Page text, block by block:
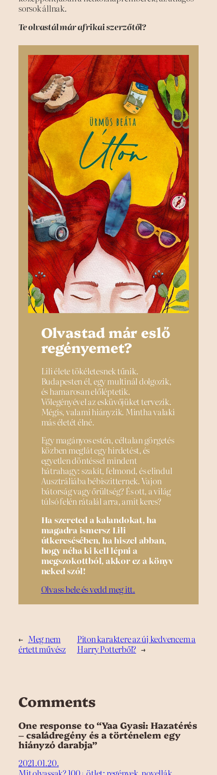
sorsok állnak.
Te olvastál már afrikai szerzőtől?
Olvastad már eslő
regényemet?
Lili élete tökéletesnek tűnik.
Budapesten él, egy multinál dolgozik,
és hamarosan előléptetik.
Vőlegényével az esküvőjüket tervezik.
Mégis, valami hiányzik. Mintha valaki
más életét élné.
Egy magányos estén, céltalan görgetés
közben meglát egy hirdetést, és
egyetlen döntéssel mindent
hátrahagy: szakít, felmond, és elindul
Ausztráliába bébiszitternek. Vajon
bátorság vagy őrültség? És ott, a világ
túlsó felén rátalál arra, amit keres?
Ha szereted a kalandokat, ha
magadra ismersz Lili
útkeresésében, ha hiszel abban,
hogy néha ki kell lépni a
megszokottból, akkor ez a könyv
neked szól!
Olvass bele és vedd meg itt.
← Meg nem
értett művész
Piton karaktere az új kedvencem a
Harry Potterből? →
Comments
One response to “Yaa Gyasi: Hazatérés
– családregény és a történelem egy
hiányzó darabja”
2021.01.20.